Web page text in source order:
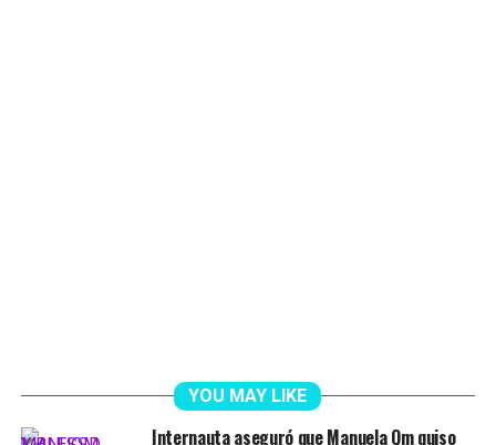
YOU MAY LIKE
Internauta aseguró que Manuela Qm quiso